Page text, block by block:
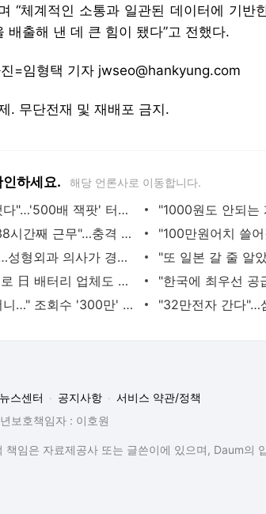
“체계적인 소통과 일관된 데이터에 기반
배출해 낸 데 큰 힘이 됐다”고 전했다.
=임형택 기자 jwseo@hankyung.com
. 무단전재 및 재배포 금지.
하세요. 해당 언론사로 이동합니다.
"20억 투자해 1조 됐다"…'500배 잭팟' 터트린 카카오
"쉬는 시간도 없이 38시간째 근무"…충격 영상에 '경고'
햄·튀김보다 치명적…성형외과 의사가 경고한 최악의 음식 1위 [건강!톡]
CIS, 첨단 정밀 장비로 日 배터리 업체도 홀렸다
"호텔서 커피 마셨더니…" 조회수 '300만' 대박 영상의 비밀 [현장+]
스센터 공지사항
서비스 약관/정책
보호책임자 : 이호원
책임은 자료제공사 또는 글쓴이에 있으며, Daum의